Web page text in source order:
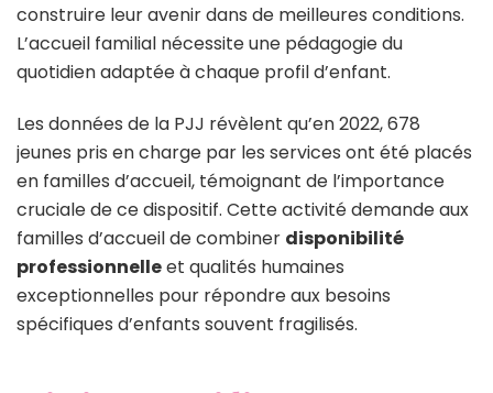
construire leur avenir dans de meilleures conditions.
L’accueil familial nécessite une pédagogie du
quotidien adaptée à chaque profil d’enfant.
Les données de la PJJ révèlent qu’en 2022, 678
jeunes pris en charge par les services ont été placés
en familles d’accueil, témoignant de l’importance
cruciale de ce dispositif. Cette activité demande aux
familles d’accueil de combiner disponibilité
professionnelleet qualités humaines
exceptionnelles pour répondre aux besoins
spécifiques d’enfants souvent fragilisés.